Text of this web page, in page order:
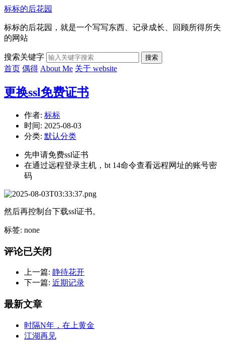
标标的后花园
标标的后花园，就是一个写写东西、记录成长、回顾所得所失
的网站
搜索关键字 搜索
首页 偶得 About Me 关于 website
更换ssl免费证书
作者: 标标
时间: 2025-08-03
分类: 默认分类
先申请免费ssl证书
在通过远程登录主机，bt 14命令查看远程网址的账号密
码
然后再控制台下载ssl证书。
标签: none
评论已关闭
上一篇: 静待花开
下一篇: 近期记录
最新文章
时隔N年，在上黄金
江湖再见